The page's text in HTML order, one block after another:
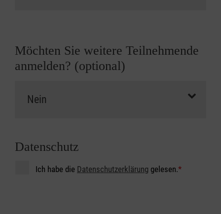
Möchten Sie weitere Teilnehmende
anmelden? (optional)
Datenschutz
Ich habe die Datenschutzerklärung gelesen.*